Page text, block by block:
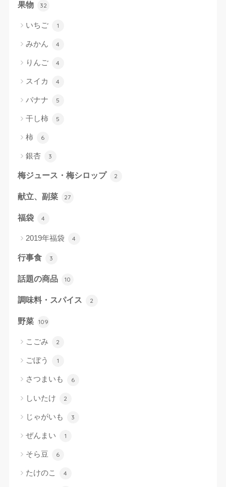
果物 32
いちご 1
みかん 4
りんご 4
スイカ 4
バナナ 5
干し柿 5
柿 6
銀杏 3
梅ジュース・梅シロップ 2
献立、副菜 27
福袋 4
2019年福袋 4
行事食 3
話題の商品 10
調味料・スパイス 2
野菜 109
こごみ 2
ごぼう 1
さつまいも 6
しいたけ 2
じゃがいも 3
ぜんまい 1
そら豆 6
たけのこ 4